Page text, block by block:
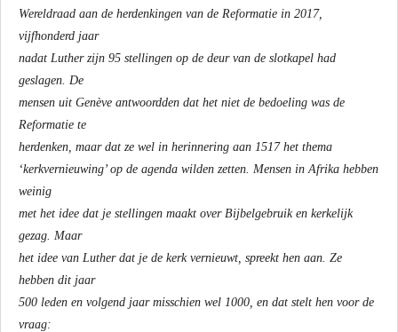
Wereldraad aan de herdenkingen van de Reformatie in 2017,
vijfhonderd jaar
nadat Luther zijn 95 stellingen op de deur van de slotkapel had
geslagen. De
mensen uit Genève antwoordden dat het niet de bedoeling was de
Reformatie te
herdenken, maar dat ze wel in herinnering aan 1517 het thema
‘kerkvernieuwing’ op de agenda wilden zetten. Mensen in Afrika hebben
weinig
met het idee dat je stellingen maakt over Bijbelgebruik en kerkelijk
gezag. Maar
het idee van Luther dat je de kerk vernieuwt, spreekt hen aan. Ze
hebben dit jaar
500 leden en volgend jaar misschien wel 1000, en dat stelt hen voor de
vraag: